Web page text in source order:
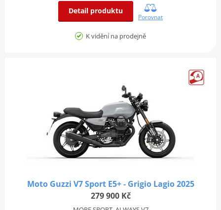
Detail produktu
Porovnat
K vidění na prodejně
Moto Guzzi V7 Sport E5+ - Grigio Lagio 2025
279 900 Kč